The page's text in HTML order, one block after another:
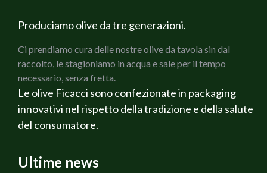
Produciamo olive da tre generazioni.
Ci prendiamo cura delle nostre olive da tavola sin dal
raccolto, le stagioniamo in acqua e sale per il tempo
necessario, senza fretta.
Le olive Ficacci sono confezionate in packaging
innovativi nel rispetto della tradizione e della salute
del consumatore.
Ultime news